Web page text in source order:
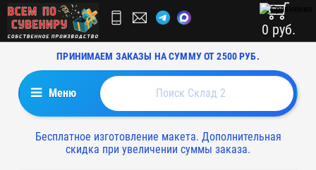
ПРИНИМАЕМ ЗАКАЗЫ НА СУММУ ОТ 2500 РУБ.
0 руб.
Меню
Бесплатное изготовление макета. Дополнительная
скидка при увеличении суммы заказа.